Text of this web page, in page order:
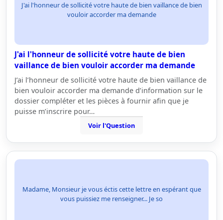
J'ai l'honneur de sollicité votre haute de bien vaillance de bien
vouloir accorder ma demande
J'ai l'honneur de sollicité votre haute de bien
vaillance de bien vouloir accorder ma demande
J’ai l’honneur de sollicité votre haute de bien vaillance de
bien vouloir accorder ma demande d’information sur le
dossier compléter et les pièces à fournir afin que je
puisse m’inscrire pour…
Voir l'Question
Madame, Monsieur je vous éctis cette lettre en espérant que
vous puissiez me renseigner... Je so